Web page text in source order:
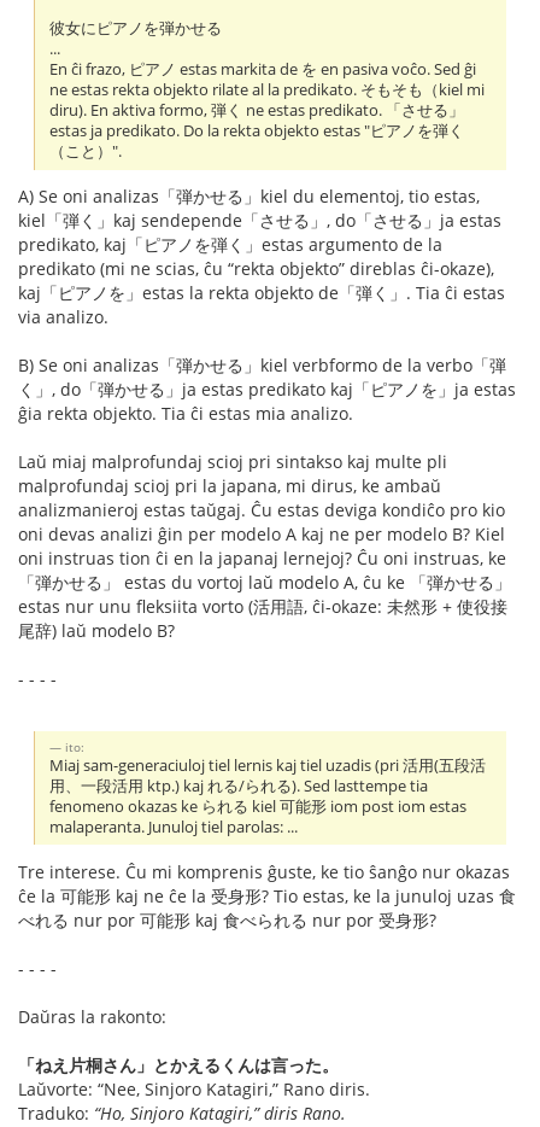
彼女にピアノを弾かせる
...
En ĉi frazo, ピアノ estas markita de を en pasiva voĉo. Sed ĝi
ne estas rekta objekto rilate al la predikato. そもそも（kiel mi
diru). En aktiva formo, 弾く ne estas predikato. 「させる」
estas ja predikato. Do la rekta objekto estas "ピアノを弾く
（こと）".
A) Se oni analizas「弾かせる」kiel du elementoj, tio estas,
kiel「弾く」kaj sendepende「させる」, do「させる」ja estas
predikato, kaj「ピアノを弾く」estas argumento de la
predikato (mi ne scias, ĉu “rekta objekto” direblas ĉi-okaze),
kaj「ピアノを」estas la rekta objekto de「弾く」. Tia ĉi estas
via analizo.
B) Se oni analizas「弾かせる」kiel verbformo de la verbo「弾
く」, do「弾かせる」ja estas predikato kaj「ピアノを」ja estas
ĝia rekta objekto. Tia ĉi estas mia analizo.
Laŭ miaj malprofundaj scioj pri sintakso kaj multe pli
malprofundaj scioj pri la japana, mi dirus, ke ambaŭ
analizmanieroj estas taŭgaj. Ĉu estas deviga kondiĉo pro kio
oni devas analizi ĝin per modelo A kaj ne per modelo B? Kiel
oni instruas tion ĉi en la japanaj lernejoj? Ĉu oni instruas, ke
「弾かせる」 estas du vortoj laŭ modelo A, ĉu ke 「弾かせる」
estas nur unu fleksiita vorto (活用語, ĉi-okaze: 未然形 + 使役接
尾辞) laŭ modelo B?
- - - -
ito:
Miaj sam-generaciuloj tiel lernis kaj tiel uzadis (pri 活用(五段活
用、一段活用 ktp.) kaj れる/られる). Sed lasttempe tia
fenomeno okazas ke られる kiel 可能形 iom post iom estas
malaperanta. Junuloj tiel parolas: ...
Tre interese. Ĉu mi komprenis ĝuste, ke tio ŝanĝo nur okazas
ĉe la 可能形 kaj ne ĉe la 受身形? Tio estas, ke la junuloj uzas 食
べれる nur por 可能形 kaj 食べられる nur por 受身形?
- - - -
Daŭras la rakonto:
「ねえ片桐さん」とかえるくんは言った。
Laŭvorte: “Nee, Sinjoro Katagiri,” Rano diris.
Traduko: “Ho, Sinjoro Katagiri,” diris Rano.